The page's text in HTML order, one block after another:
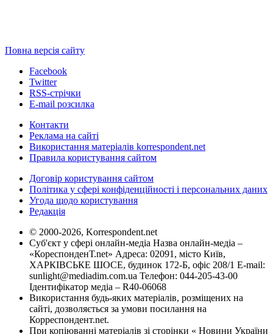
Повна версія сайту
Facebook
Twitter
RSS-стрічки
E-mail розсилка
Контакти
Реклама на сайті
Використання матеріалів korrespondent.net
Правила користування сайтом
Договір користування сайтом
Політика у сфері конфіденційності і персональних даних
Угода щодо користування
Редакція
© 2000-2026, Korrespondent.net
Суб'єкт у сфері онлайн-медіа Назва онлайн-медіа –
«КореспонденТ.net» Адреса: 02091, місто Київ,
ХАРКІВСЬКЕ ШОСЕ, будинок 172-Б, офіс 208/1 E-mail:
sunlight@mediadim.com.ua Телефон: 044-205-43-00
Ідентифікатор медіа – R40-06068
Використання будь-яких матеріалів, розміщених на
сайті, дозволяється за умови посилання на
Корреспондент.net.
При копіюванні матеріалів зі сторінки « Новини України